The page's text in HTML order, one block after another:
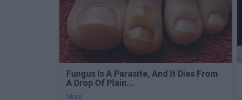
Fungus Is A Parasite, And It Dies From
A Drop Of Plain...
More